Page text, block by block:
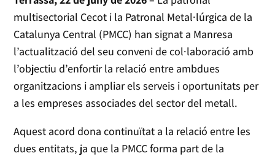
multisectorial Cecot i la Patronal Metal·lúrgica de la
Catalunya Central (PMCC) han signat a Manresa
l’actualització del seu conveni de col·laboració amb
l’objectiu d’enfortir la relació entre ambdues
organitzacions i ampliar els serveis i oportunitats per
a les empreses associades del sector del metall.
Aquest acord dona continuïtat a la relació entre les
dues entitats, ja que la PMCC forma part de la